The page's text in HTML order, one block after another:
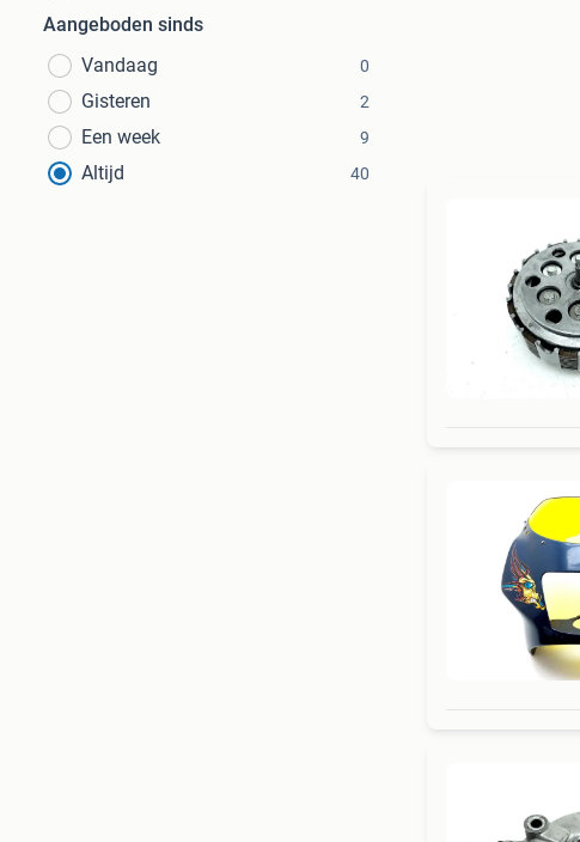
Aangeboden sinds
Vandaag
0
Gisteren 2
Een week 9
Altijd 40